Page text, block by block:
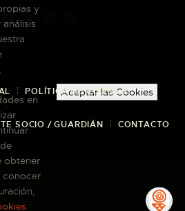
POLÍTICA DE COOKIES
SOCIO / GUARDIÁN CONTACTO
El Museo Canario · Todos
reservados
y
en
obtener
conocer
Aceptar las Cookies